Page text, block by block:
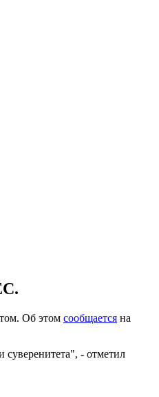
Об этом сообщается на
- отметил